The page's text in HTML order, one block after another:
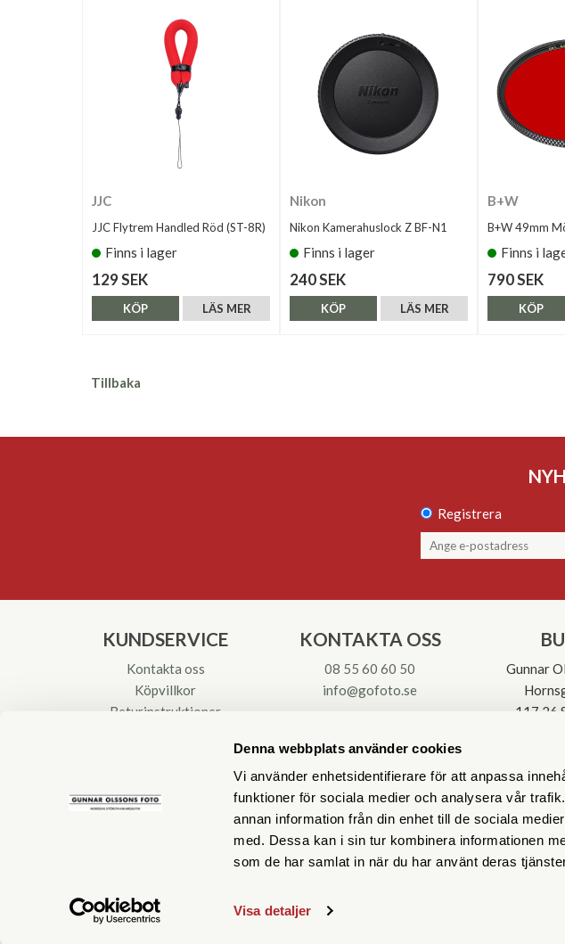
Denna webbplats använder cookies
Vi använder enhetsidentifierare för att anpassa
funktioner för sociala medier och analysera vår
annan information från din enhet till de sociala
med. Dessa kan i sin tur kombinera informationen
som de har samlat in när du har använt deras
Visa detaljer
JJC
JJC Flytrem Handled Röd (ST-8R)
Finns i lager
129 SEK
LÄS MER
KÖP
Nikon
Nikon Kamerahuslock Z BF-N1
Finns i lager
240 SEK
LÄS MER
KÖP
B+W
B+W 49mm
Finns i
790 SEK
KÖP
Tillbaka
Registrera
KUNDSERVICE
Kontakta oss
Köpvillkor
Returinstruktioner
KONTAKTA OSS
08 55 60 60 50
info@gofoto.se
Gunnar
117 26